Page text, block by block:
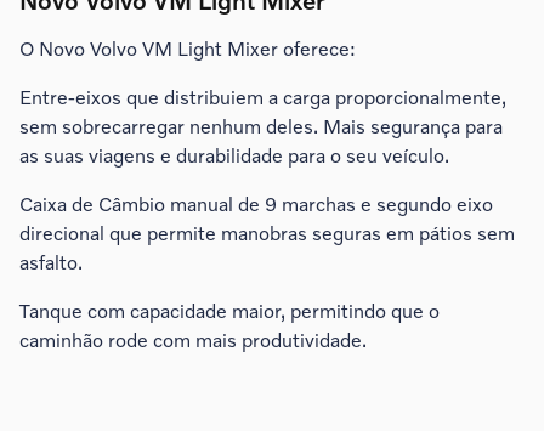
O Novo Volvo VM Light Mixer oferece:
Entre-eixos que distribuiem a carga proporcionalmente,
sem sobrecarregar nenhum deles. Mais segurança para
as suas viagens e durabilidade para o seu veículo.
Caixa de Câmbio manual de 9 marchas e segundo eixo
direcional que permite manobras seguras em pátios sem
asfalto.
Tanque com capacidade maior, permitindo que o
caminhão rode com mais produtividade.